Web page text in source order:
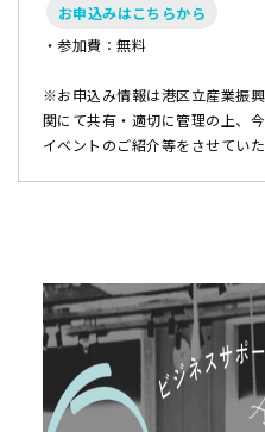
お申込みはこちらから
・参加費：無料
※お申込み情報は港区立産業振
関にて共有・適切に管理の上、
イベントのご紹介等をさせてい